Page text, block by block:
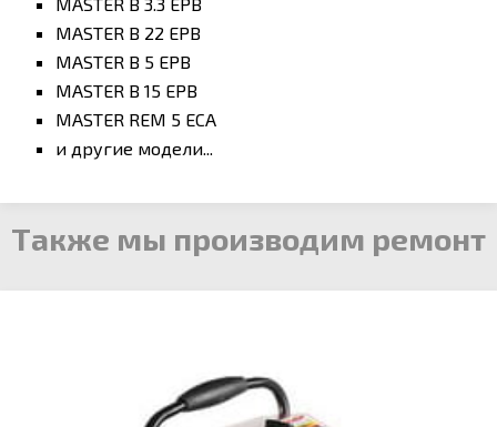
MASTER B 22 EPB
MASTER B 5 EPB
MASTER B 15 EPB
MASTER REM 5 ECA
и другие модели...
Также мы производим ремонт